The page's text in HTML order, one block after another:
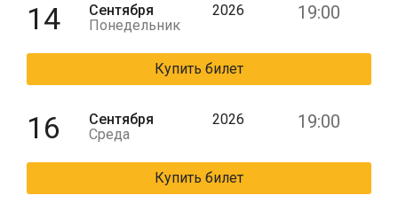
14
Сентября
Понедельник
2026 19:00
Купить билет
16
Сентября
Среда
2026 19:00
Купить билет